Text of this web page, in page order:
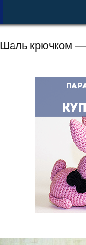
Шаль крючком —